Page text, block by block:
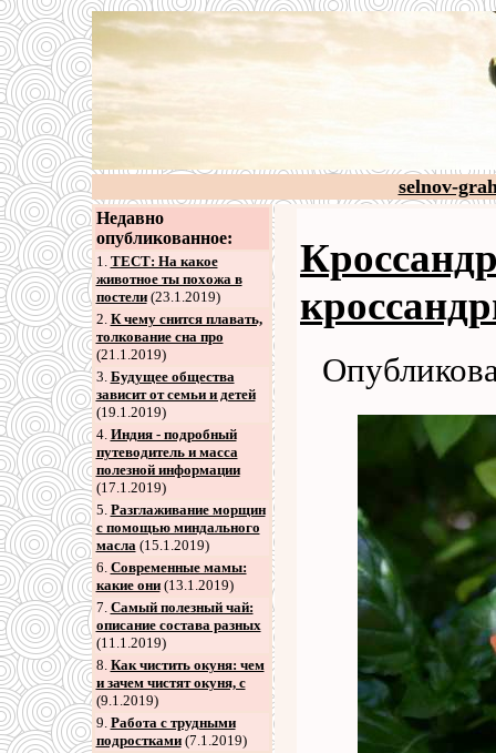
selnov-
Недавно
опубликованное:
1. ТЕСТ: На какое
животное ты похожа в
постели(23.1.2019)
2. К чему снится плавать,
толкование сна про
(21.1.2019)
3. Будущее общества
зависит от семьи и детей
(19.1.2019)
4. Индия - подробный
путеводитель и масса
полезной информации
(17.1.2019)
5. Разглаживание морщин
с помощью миндального
масла(15.1.2019)
6. Современные мамы:
какие они(13.1.2019)
7. Самый полезный чай:
описание состава разных
(11.1.2019)
8. Как чистить окуня: чем
и зачем чистят окуня, с
(9.1.2019)
9. Работа с трудными
подростками(7.1.2019)